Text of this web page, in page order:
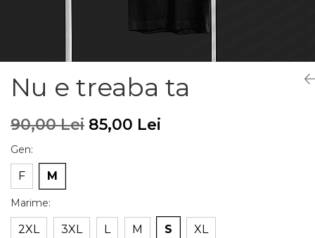
Nu e treaba ta
90,00 Lei 85,00 Lei
Gen:
F M
Marime:
2XL 3XL L M S XL